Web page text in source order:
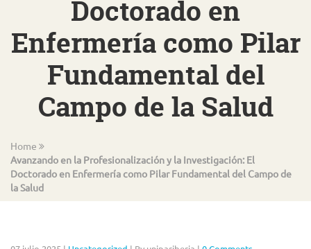
Doctorado en
Enfermería como Pilar
Fundamental del
Campo de la Salud
Home
Avanzando en la Profesionalización y la Investigación: El
Doctorado en Enfermería como Pilar Fundamental del Campo de
la Salud